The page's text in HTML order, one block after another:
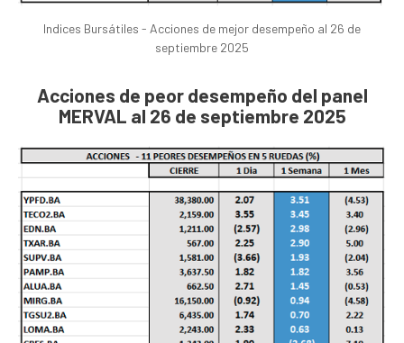
Indices Bursátiles - Acciones de mejor desempeño al 26 de
septiembre 2025
Acciones de peor desempeño del panel
MERVAL al 26 de septiembre 2025